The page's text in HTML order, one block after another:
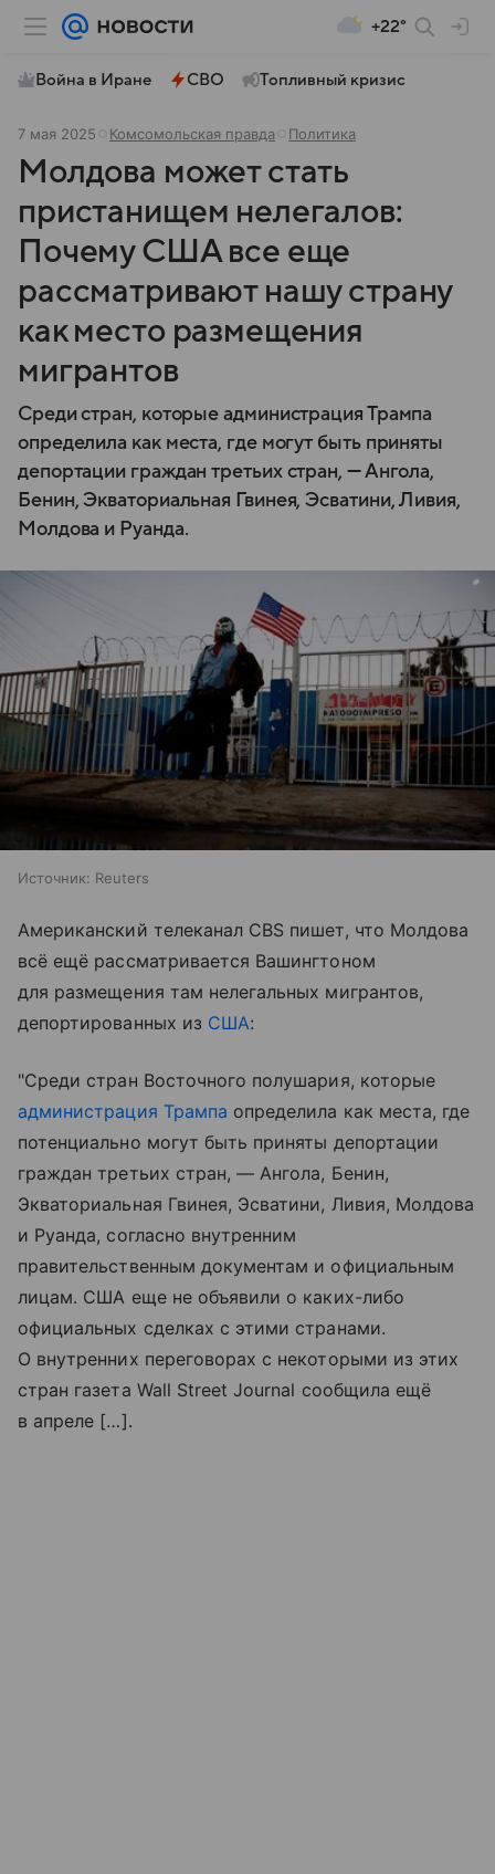
+22°
Война в Иране СВО Топливный кризис
7 мая 2025 Комсомольская правда Политика
Молдова может стать
пристанищем нелегалов:
Почему США все еще
рассматривают нашу страну
как место размещения
мигрантов
Среди стран, которые администрация Трампа
определила как места, где могут быть приняты
депортации граждан третьих стран, — Ангола,
Бенин, Экваториальная Гвинея, Эсватини, Ливия,
Молдова и Руанда.
Источник: Reuters
Американский телеканал CBS пишет, что Молдова
всё ещё рассматривается Вашингтоном
для размещения там нелегальных мигрантов,
депортированных из США:
"Среди стран Восточного полушария, которые
администрация Трампа определила как места, где
потенциально могут быть приняты депортации
граждан третьих стран, — Ангола, Бенин,
Экваториальная Гвинея, Эсватини, Ливия, Молдова
и Руанда, согласно внутренним
правительственным документам и официальным
лицам. США еще не объявили о каких-либо
официальных сделках с этими странами.
О внутренних переговорах с некоторыми из этих
стран газета Wall Street Journal сообщила ещё
в апреле […].